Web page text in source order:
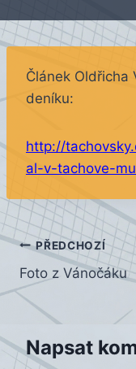
Článek Oldřicha
deníku:
http://
al-v-tachove-
Navigace
pro
příspěvek
PŘEDCHOZÍ
Foto z Vánočáku
Napsat